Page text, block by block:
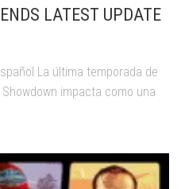
LATEST UPDATE
La última temporada de
Showdown impacta como una